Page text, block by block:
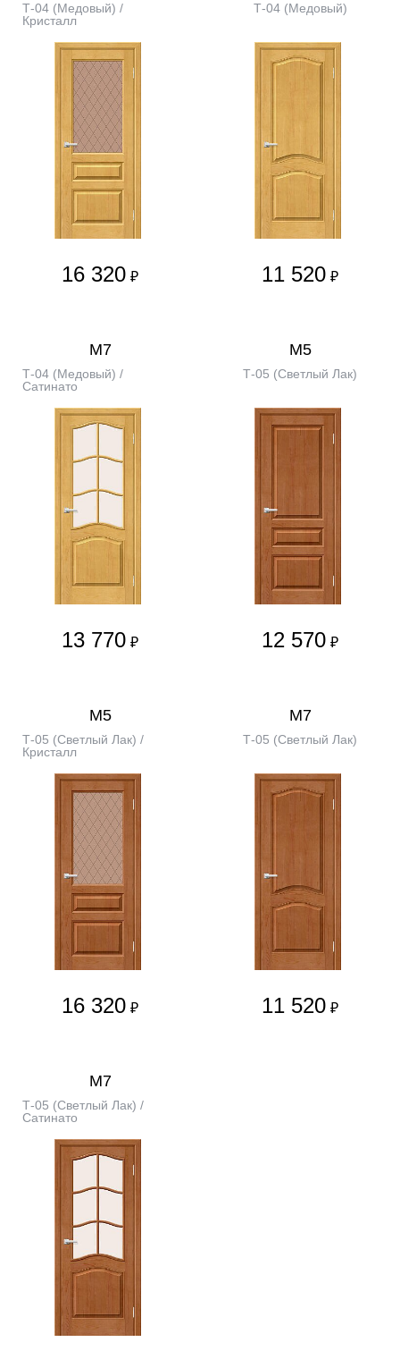
Т-04 (Медовый) /
Кристалл
16 320 ₽
Т-04 (Медовый)
11 520 ₽
М7
Т-04 (Медовый) /
Сатинато
13 770 ₽
М5
Т-05 (Светлый Лак)
12 570 ₽
М5
Т-05 (Светлый Лак) /
Кристалл
16 320 ₽
М7
Т-05 (Светлый Лак)
11 520 ₽
М7
Т-05 (Светлый Лак) /
Сатинато